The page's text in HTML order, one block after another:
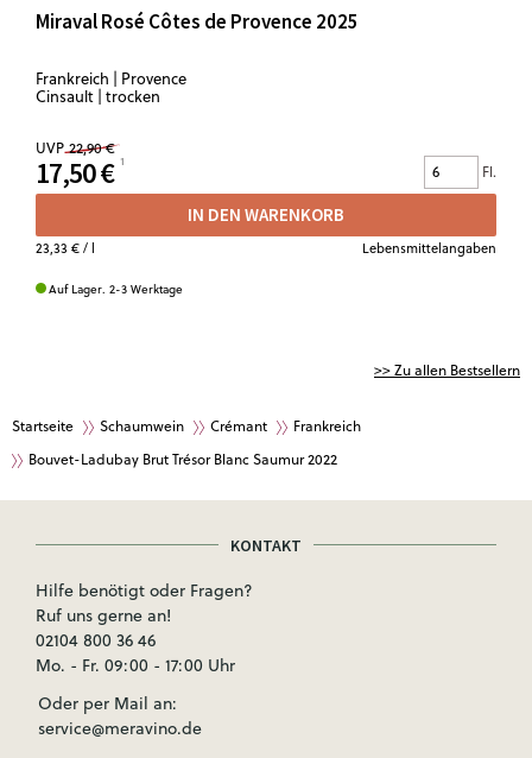
Miraval Rosé Côtes de Provence 2025
Frankreich | Provence
Cinsault | trocken
UVP 22,90 €
17,50 € Fl.
IN DEN WARENKORB
23,33 €/ l Lebensmittelangaben
Auf Lager. 2-3 Werktage
>> Zu allen Bestsellern
Startseite Schaumwein Crémant
Frankreich
Bouvet-Ladubay Brut Trésor Blanc Saumur 2022
KONTAKT
Hilfe benötigt oder Fragen?
Ruf uns gerne an!
02104 800 36 46
Mo. - Fr. 09:00 - 17:00 Uhr
Oder per Mail an:
service@meravino.de